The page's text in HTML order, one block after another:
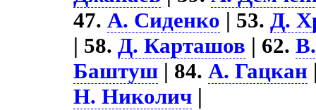
47.А. Сиденко | 53.Д.
| 58.Д. Карташов | 62.
Баштуш | 84.А. Гацкан
Н. Николич |